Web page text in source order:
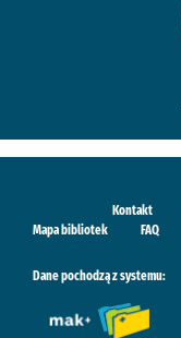
Kontakt
Mapa bibliotek
FAQ
Dane pochodzą z systemu: